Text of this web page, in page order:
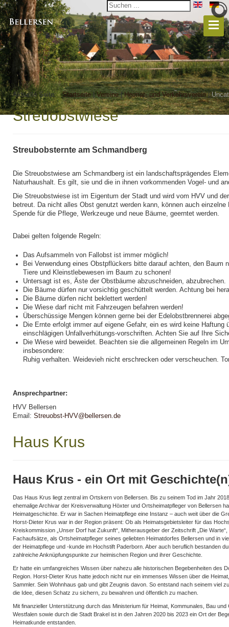
Aktuelle Seite: Startseite Vereine | Heimat- und Verkehrsverein |
Streuobstwiese
Streubobsternte am Schmandberg
Die Streuobstwiese am Schmandberg ist ein landschaftsprägendes
Naturhaushalt. Es gilt, sie und die in ihnen vorkommenden Vogel- und
Die Streuobstwiese ist im Eigentum der Stadt und wird vom HVV und
betreut. Da nicht alles Obst genutzt werden kann, können auch
Spende für die Pflege, Werkzeuge und neue Bäume, geerntet werden.
Dabei gelten folgende Regeln:
Das Aufsammeln von Fallobst ist immer möglich!
Bei Verwendung eines Obstpflückers bitte darauf achten, den Baum
Tiere und Kleinstlebewesen im Baum zu schonen!
Untersagt ist es, Äste der Obstbäume abzuschneiden, abzubrechen.
Die Bäume dürfen nur vorsichtig geschüttelt werden. Achtung bei
Die Bäume dürfen nicht beklettert werden!
Die Wiese darf nicht mit Fahrzeugen befahren werden!
Überschüssige Mengen können gerne bei der Edelobstbrennerei
Die Ernte erfolgt immer auf eigene Gefahr, ein es wird keine Haftung
einschlägigen Unfallverhütungs-vorschriften. Achten Sie auf Ihre
Die Wiese wird beweidet. Beachten sie die allgemeinen Regeln im
insbesondere:
Ruhig verhalten. Weidevieh nicht erschrecken oder verscheuchen.
Ansprechpartner:
HVV Bellersen
Email: Streuobst-HVV@bellersen.de
Haus Krus
Haus Krus - ein Ort mit
Das Haus Krus liegt zentral im Ortskern von Bellersen. Bis zu seinem Tod im Jahr
ehemalige Archivar der Kreisverwaltung Höxter und Ortsheimatpfleger von Bellersen
Heimatgeschichte. Er war in Sachen Heimatpflege eine Instanz – auch weit über die
Horst-Dieter Krus war in der Region präsent: Ob als Heimatsgebietsleiter für das
Kreiskommission „Unser Dorf hat Zukunft“, Mitherausgeber der Zeitschrift „Die
Fachaufsätze, als Ortsheimatpfleger seines geliebten Heimatdorfes Bellersen und in
der Heimatpflege und -kunde im Hochstift Paderborn. Aber auch beruflich bestanden
zahlreiche Anknüpfungspunkte zur heimischen Region und ihrer Geschichte.
Er hatte ein umfangreiches Wissen über nahezu alle historischen Begebenheiten des
Region. Horst-Dieter Krus hatte jedoch nicht nur ein immenses Wissen über die
Sammler. Sein Wohnhaus gab und gibt Zeugnis davon. So entstand nach seinem viel
die Idee, diesen Schatz zu sichern, zu bewahren und öffentlich zu machen.
Mit finanzieller Unterstützung durch das Ministerium für Heimat, Kommunales, Bau
Westfalen sowie durch die Stadt Brakel ist in den Jahren 2020 bis 2023 ein Ort der
Heimatkunde entstanden.